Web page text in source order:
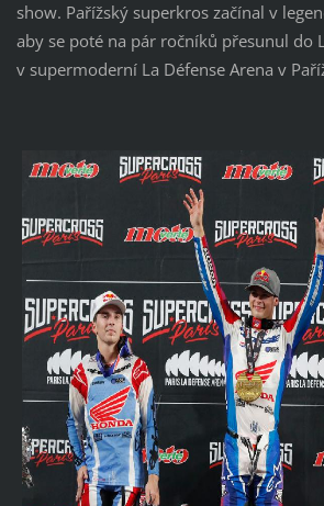
show. Pařížský superkros začínal v
aby se poté na pár ročníků přesunul do
v supermoderní La Défense Arena v